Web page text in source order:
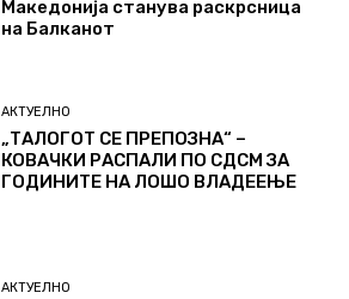
Македонија станува раскрсница
на Балканот
АКТУЕЛНО
„ТАЛОГОТ СЕ ПРЕПОЗНА“ –
КОВАЧКИ РАСПАЛИ ПО СДСМ ЗА
ГОДИНИТЕ НА ЛОШО ВЛАДЕЕЊЕ
АКТУЕЛНО